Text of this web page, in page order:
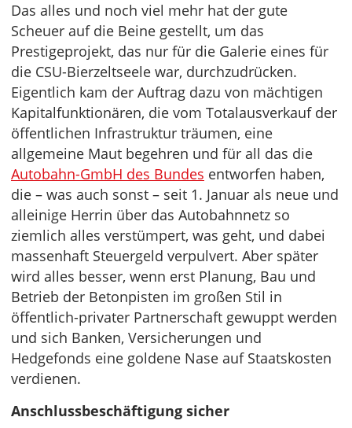
Das alles und noch viel mehr hat der gute
Scheuer auf die Beine gestellt, um das
Prestigeprojekt, das nur für die Galerie eines für
die CSU-Bierzeltseele war, durchzudrücken.
Eigentlich kam der Auftrag dazu von mächtigen
Kapitalfunktionären, die vom Totalausverkauf der
öffentlichen Infrastruktur träumen, eine
allgemeine Maut begehren und für all das die
Autobahn-GmbH des Bundes entworfen haben,
die – was auch sonst – seit 1. Januar als neue und
alleinige Herrin über das Autobahnnetz so
ziemlich alles verstümpert, was geht, und dabei
massenhaft Steuergeld verpulvert. Aber später
wird alles besser, wenn erst Planung, Bau und
Betrieb der Betonpisten im großen Stil in
öffentlich-privater Partnerschaft gewuppt werden
und sich Banken, Versicherungen und
Hedgefonds eine goldene Nase auf Staatskosten
verdienen.
Anschlussbeschäftigung sicher